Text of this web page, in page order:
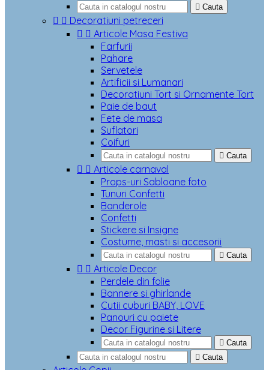
 Cauta
  Decoratiuni petreceri
  Articole Masa Festiva
Farfurii
Pahare
Servetele
Artificii si Lumanari
Decoratiuni Tort si Ornamente Tort
Paie de baut
Fete de masa
Suflatori
Coifuri
 Cauta
  Articole carnaval
Props-uri Sabloane foto
Tunuri Confetti
Banderole
Confetti
Stickere si Insigne
Costume, masti si accesorii
 Cauta
  Articole Decor
Perdele din folie
Bannere si ghirlande
Cutii cuburi BABY, LOVE
Panouri cu paiete
Decor Figurine si Litere
 Cauta
 Cauta